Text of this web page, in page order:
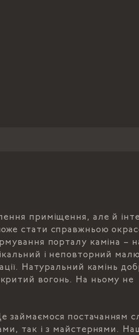
приміщення, але й
стати справжньою
порталу каміна –
і неповторний
Натуральний камінь
вогонь. На ньому не
постачанням
так і з майстернями.